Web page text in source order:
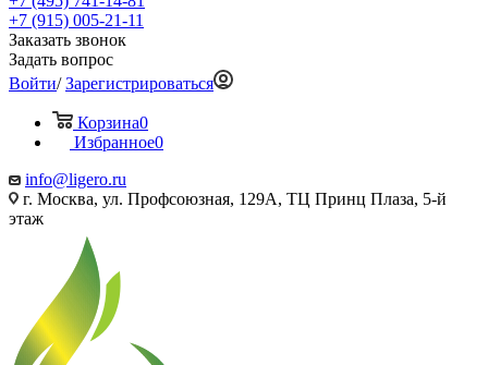
+7 (915) 005-21-11
Заказать звонок
Задать вопрос
Войти/Зарегистрироваться
Корзина0
Избранное0
info@ligero.ru
г. Москва, ул. Профсоюзная, 129А, ТЦ Принц Плаза, 5-й
этаж